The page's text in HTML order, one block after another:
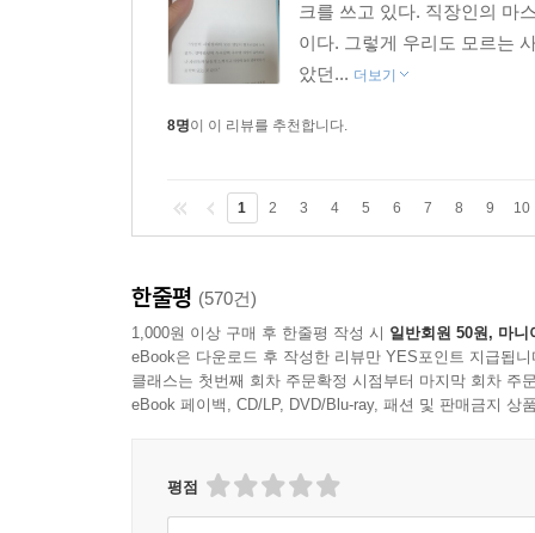
크를 쓰고 있다. 직장인의 마
이다. 그렇게 우리도 모르는
았던... 더보기
8명이 이 리뷰를 추천합니다.
1 2 3 4 5 6 7 8 9 10
한줄평 (570건)
1,000원 이상 구매 후 한줄평 작성 시 일반회원 50원, 마니
eBook은 다운로드 후 작성한 리뷰만 YES포인트 지급됩니
클래스는 첫번째 회차 주문확정 시점부터 마지막 회차 주
eBook 페이백, CD/LP, DVD/Blu-ray, 패션 및 판매금지 상
평점